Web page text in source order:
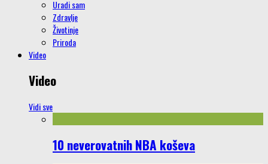
Uradi sam
Zdravlje
Životinje
Priroda
Video
Video
Vidi sve
10 neverovatnih NBA koševa